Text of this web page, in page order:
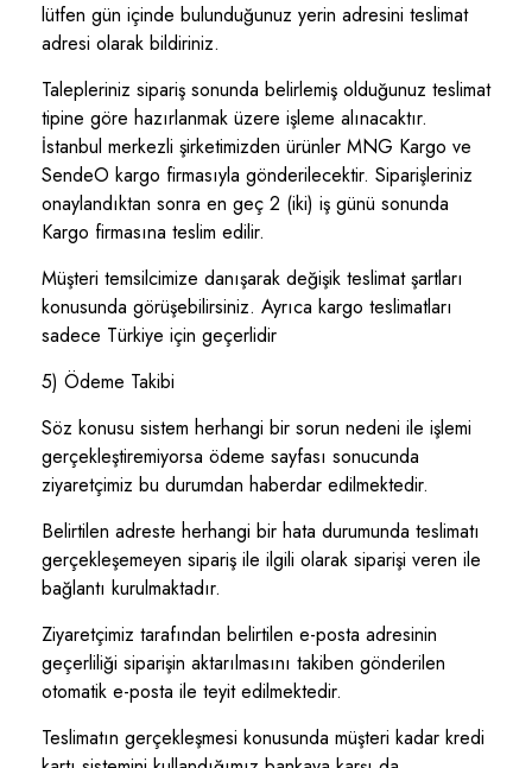
lütfen gün içinde bulunduğunuz yerin adresini teslimat
adresi olarak bildiriniz.
Talepleriniz sipariş sonunda belirlemiş olduğunuz teslimat
tipine göre hazırlanmak üzere işleme alınacaktır.
İstanbul merkezli şirketimizden ürünler MNG Kargo ve
SendeO kargo firmasıyla gönderilecektir. Siparişleriniz
onaylandıktan sonra en geç 2 (iki) iş günü sonunda
Kargo firmasına teslim edilir.
Müşteri temsilcimize danışarak değişik teslimat şartları
konusunda görüşebilirsiniz. Ayrıca kargo teslimatları
sadece Türkiye için geçerlidir
5) Ödeme Takibi
Söz konusu sistem herhangi bir sorun nedeni ile işlemi
gerçekleştiremiyorsa ödeme sayfası sonucunda
ziyaretçimiz bu durumdan haberdar edilmektedir.
Belirtilen adreste herhangi bir hata durumunda teslimatı
gerçekleşemeyen sipariş ile ilgili olarak siparişi veren ile
bağlantı kurulmaktadır.
Ziyaretçimiz tarafından belirtilen e-posta adresinin
geçerliliği siparişin aktarılmasını takiben gönderilen
otomatik e-posta ile teyit edilmektedir.
Teslimatın gerçekleşmesi konusunda müşteri kadar kredi